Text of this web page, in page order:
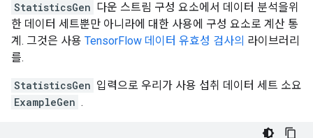
    }
  }
  feature {
    key: "dropoff_latitude"
    value {
      float_list {
      }
    }
StatisticsGen 다운 스트림 구성 요소에서 데이터 분석을위
한 데이터 세트뿐만 아니라에 대한 사용에 구성 요소로 계산 통
계. 그것은 사용 TensorFlow 데이터 유효성 검사의 라이브러리
를.
StatisticsGen 입력으로 우리가 사용 섭취 데이터 세트 소요
ExampleGen .